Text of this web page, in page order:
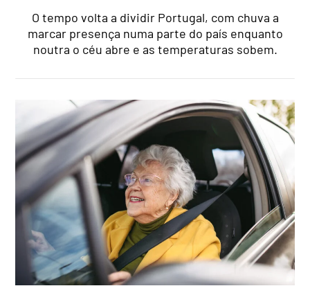
O tempo volta a dividir Portugal, com chuva a
marcar presença numa parte do país enquanto
noutra o céu abre e as temperaturas sobem.